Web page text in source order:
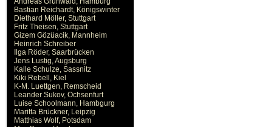
Bastian Reichardt, Königswinter
Diethard Möller, Stuttgart
Fritz Theisen, Stuttgart
Gizem Gözüacik, Mannheim
Heinrich Schreiber
Ilga Röder, Saarbrücken
Jens Lustig, Augsburg
Kalle Schulze, Sassnitz
Kiki Rebell, Kiel
K-M. Luettgen, Remscheid
Leander Sukov, Ochsenfurt
Luise Schoolmann, Hambgurg
Maritta Brückner, Leipzig
Matthias Wolf, Potsdam